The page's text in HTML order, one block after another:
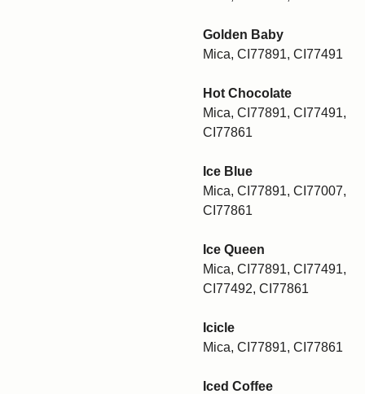
Golden Baby
Mica, CI77891, CI77491
Hot Chocolate
Mica, CI77891, CI77491,
CI77861
Ice Blue
Mica, CI77891, CI77007,
CI77861
Ice Queen
Mica, CI77891, CI77491,
CI77492, CI77861
Icicle
Mica, CI77891, CI77861
Iced Coffee